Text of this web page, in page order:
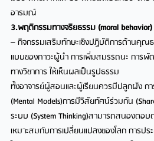
อารมณ์
3.พฤติกรรมทางจริยธรรม (moral behavior)
– กิจกรรมเสริมทักษะเชิงปฏิบัติการด้านคุณ
แบบของภาวะผู้นำ การเพิ่มสมรรถนะ การ
ทางวิชาการ ให้เห็นผลเป็นรูปธรรม
ทั้งอาจารย์ผู้สอนและผู้เรียนควรมีปลูกฝัง
(Mental Models)การมีวิสัยทัศน์ร่วมกัน
ระบบ (System Thinking)สามารถสนองตอ
เหมาะสมกับการเปลี่ยนแปลงของโลก การป